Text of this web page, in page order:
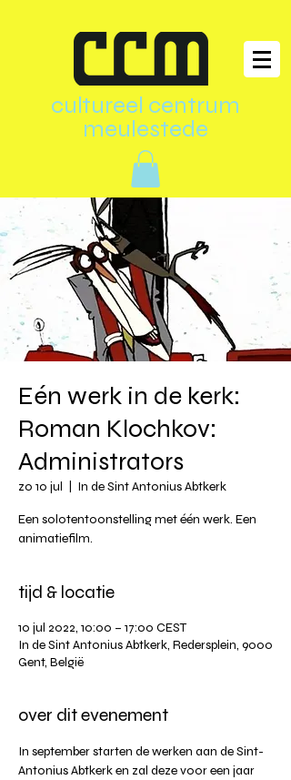
cultureel centrum
meulestede
Eén werk in de kerk:
Roman Klochkov:
Administrators
zo 10 jul In de Sint Antonius Abtkerk
Een solotentoonstelling met één werk. Een
animatiefilm.
tijd & locatie
10 jul 2022, 10:00 – 17:00 CEST
In de Sint Antonius Abtkerk, Redersplein, 9000
Gent, België
over dit evenement
In september starten de werken aan de Sint-
Antonius Abtkerk en zal deze voor een jaar